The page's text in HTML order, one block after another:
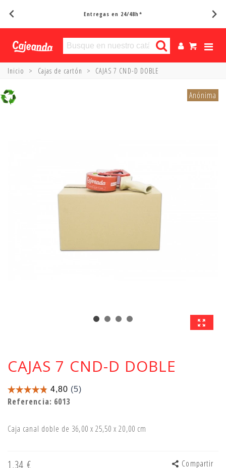
Entregas en 24/48h*
Inicio > Cajas de cartón > CAJAS 7 CND-D DOBLE
Anónima
CAJAS 7 CND-D DOBLE
Referencia: 6013
Caja canal doble de 36,00 x 25,50 x 20,00 cm
1,34 € Compartir